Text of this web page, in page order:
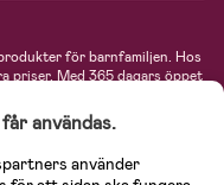
för barnfamiljen. Hos
priser.Med 365 dagars öppet
bilstolar, kläder för barn och
inredning, leksaker,
från välkända
BabyBjörn, Didriksons,
användas.
använder